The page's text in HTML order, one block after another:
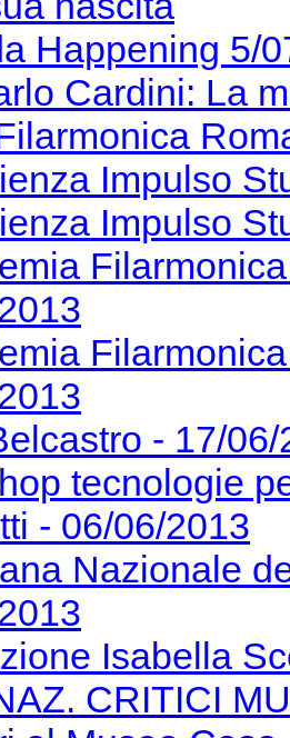
Happening 5/
Cardini: La
Impulso
Impulso
- 17/06/
tecnologie
- 06/06/2013
Nazionale
Isabella
CRITICI